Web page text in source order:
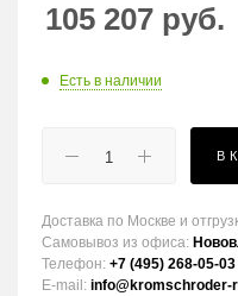
105 207 руб.
Есть в наличии
В
Доставка по Москве и
Самовывоз из офиса:
Телефон: +7 (495) 268-05-03
E-mail: info@kromschroder-